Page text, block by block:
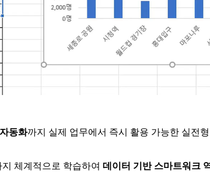
동화까지 실제 업무에서 즉시 활용 가능한 실전
지 체계적으로 학습하여 데이터 기반 스마트워크